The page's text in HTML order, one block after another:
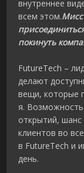
внутреннее
всем этом.Мисс
покинуть
FutureTech –
делают
вещи, которые
я.
открытий,
клиентов во
в FutureTech и
день.